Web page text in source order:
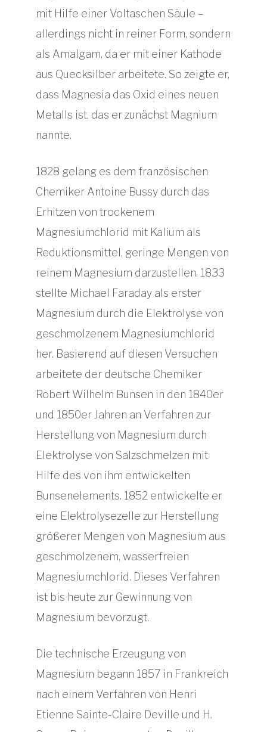
mit Hilfe einer Voltaschen Säule –
allerdings nicht in reiner Form, sondern
als Amalgam, da er mit einer Kathode
aus Quecksilber arbeitete. So zeigte er,
dass Magnesia das Oxid eines neuen
Metalls ist, das er zunächst Magnium
nannte.
1828 gelang es dem französischen
Chemiker Antoine Bussy durch das
Erhitzen von trockenem
Magnesiumchlorid mit Kalium als
Reduktionsmittel, geringe Mengen von
reinem Magnesium darzustellen. 1833
stellte Michael Faraday als erster
Magnesium durch die Elektrolyse von
geschmolzenem Magnesiumchlorid
her. Basierend auf diesen Versuchen
arbeitete der deutsche Chemiker
Robert Wilhelm Bunsen in den 1840er
und 1850er Jahren an Verfahren zur
Herstellung von Magnesium durch
Elektrolyse von Salzschmelzen mit
Hilfe des von ihm entwickelten
Bunsenelements. 1852 entwickelte er
eine Elektrolysezelle zur Herstellung
größerer Mengen von Magnesium aus
geschmolzenem, wasserfreien
Magnesiumchlorid. Dieses Verfahren
ist bis heute zur Gewinnung von
Magnesium bevorzugt.
Die technische Erzeugung von
Magnesium begann 1857 in Frankreich
nach einem Verfahren von Henri
Etienne Sainte-Claire Deville und H.